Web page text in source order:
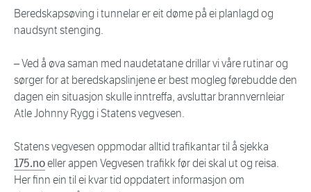
Beredskapsøving i tunnelar er eit døme på ei planlagd og
naudsynt stenging.
– Ved å øva saman med naudetatane drillar vi våre rutinar og
sørger for at beredskapslinjene er best mogleg førebudde den
dagen ein situasjon skulle inntreffa, avsluttar brannvernleiar
Atle Johnny Rygg i Statens vegvesen.
Statens vegvesen oppmodar alltid trafikantar til å sjekka
175.noeller appen Vegvesen trafikk før dei skal ut og reisa.
Her finn ein til ei kvar tid oppdatert informasjon om